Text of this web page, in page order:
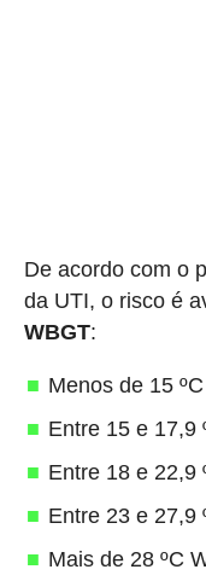
De acordo com o
da UTI, o risco é
WBGT:
Menos de 15
Entre 15 e 17,9
Entre 18 e 22,9
Entre 23 e 27,9
Mais de 28 ºC